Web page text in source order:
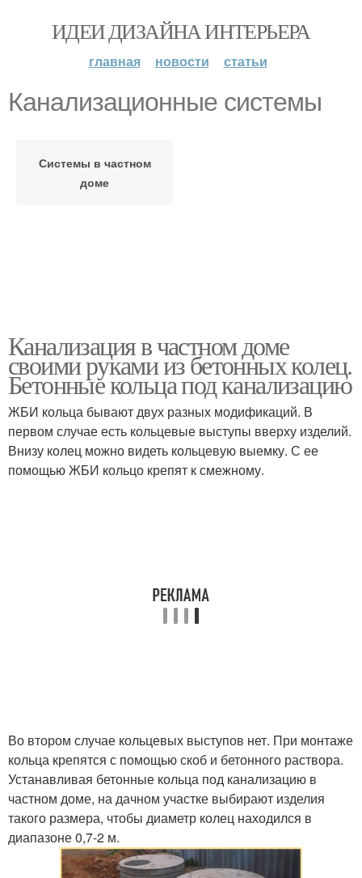
ИДЕИ ДИЗАЙНА ИНТЕРЬЕРА
главная новости статьи
Канализационные системы
Системы в частном
доме
Канализация в частном доме
своими руками из бетонных колец.
Бетонные кольца под канализацию
ЖБИ кольца бывают двух разных модификаций. В
первом случае есть кольцевые выступы вверху изделий.
Внизу колец можно видеть кольцевую выемку. С ее
помощью ЖБИ кольцо крепят к смежному.
Во втором случае кольцевых выступов нет. При монтаже
кольца крепятся с помощью скоб и бетонного раствора.
Устанавливая бетонные кольца под канализацию в
частном доме, на дачном участке выбирают изделия
такого размера, чтобы диаметр колец находился в
диапазоне 0,7-2 м.